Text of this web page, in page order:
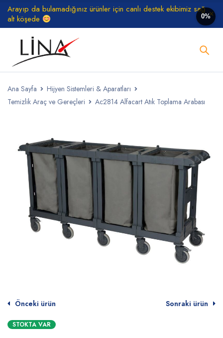
Arayıp da bulamadığınız ürünler için canlı destek ekibimiz sağ
alt köşede
Ana Sayfa
Hijyen Sistemleri & Aparatları
Temizlik Araç ve Gereçleri
Ac2814 Alfacart Atık Toplama Arabası
Önceki ürün Sonraki ürün
STOKTA VAR
0%